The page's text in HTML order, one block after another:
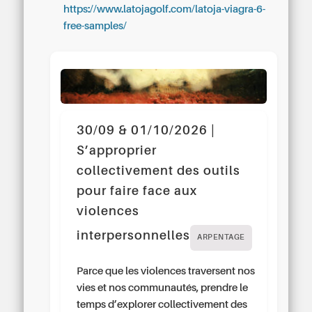
https://www.latojagolf.com/latoja-viagra-6-
free-samples/
30/09 & 01/10/2026 |
S’approprier
collectivement des outils
pour faire face aux
violences
interpersonnelles
ARPENTAGE
Parce que les violences traversent nos
vies et nos communautés, prendre le
temps d’explorer collectivement des